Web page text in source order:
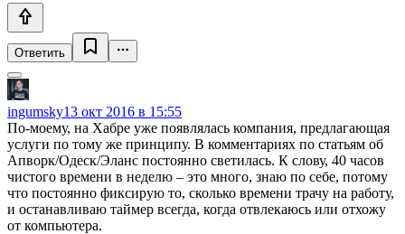
Ответить
ingumsky13 окт 2016 в 15:55
По-моему, на Хабре уже появлялась компания, предлагающая
услуги по тому же принципу. В комментариях по статьям об
Апворк/Одеск/Эланс постоянно светилась. К слову, 40 часов
чистого времени в неделю ­– это много, знаю по себе, потому
что постоянно фиксирую то, сколько времени трачу на работу,
и останавливаю таймер всегда, когда отвлекаюсь или отхожу
от компьютера.